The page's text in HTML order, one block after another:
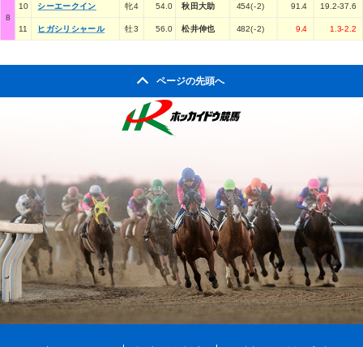
8
10 シーエークイン 牝4 54.0 秋田大助 454(-2) 91.4 19.2-37.6
11 ヒガシリシャール 牡3 56.0 松井伸也 482(-2) 9.4 1.3-2.2
ページの先頭へ